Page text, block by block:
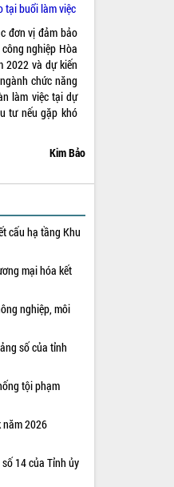
tại buổi làm việc
đơn vị đảm bảo
nghiệp Hòa
2022 và dự kiến
chức năng
làm việc tại dự
tư nếu gặp khó
Kim Bảo
cấu hạ tầng Khu
mại hóa kết
nghiệp, môi
số của tỉnh
tội phạm
năm 2026
14 của Tỉnh ủy